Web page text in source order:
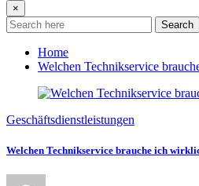
×
Search
Home
Welchen Technikservice
Geschäftsdienstleistungen
Welchen Technikservice brauche ich